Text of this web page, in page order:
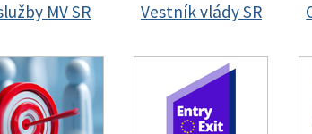
MV SR Vestník vlády SR